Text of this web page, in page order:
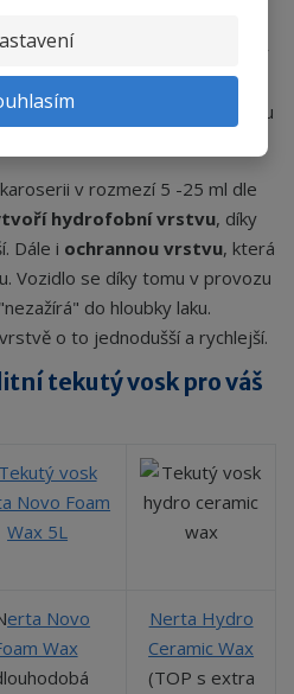
vosků 1x za několik
vosku není složitý, je rychlý
zároveň je extrémně levný (1 -
na vosku šetřit a lze ho vozidlu
v rozmezí 5 -25 ml dle
hydrofobní vrstvu, díky
Dále i ochrannou vrstvu, která
Vozidlo se díky tomu v provozu
do hloubky laku.
o to jednodušší a rychlejší.
tekutý vosk pro váš
erta Novo
Wax
Nerta Hydro
Ceramic Wax
(TOP s extra